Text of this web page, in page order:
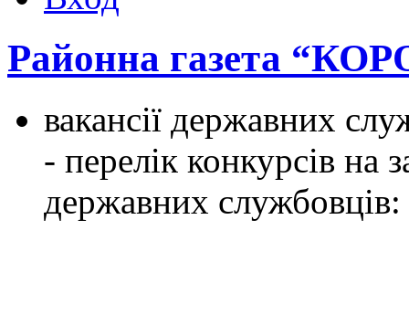
Районна газета
вакансії державних
- перелік конкурсів на
державних службовців: